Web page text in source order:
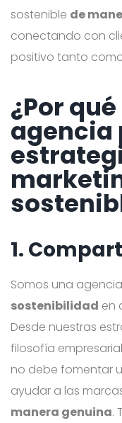
sostenible de
conectando con
positivo tanto
¿Por
agencia
1.
Somos una
sostenibilidad en
Desde nuestras
filosofía
no debe fomentar
ayudar a las
manera genuina.